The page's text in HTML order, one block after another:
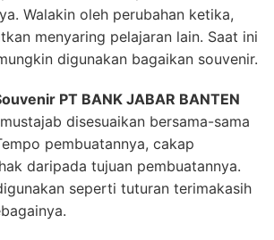
Walakin oleh perubahan ketika,
menyaring pelajaran lain. Saat ini
digunakan bagaikan souvenir.
PT BANK JABAR BANTEN
disesuaikan bersama-sama
pembuatannya, cakap
daripada tujuan pembuatannya.
seperti tuturan terimakasih